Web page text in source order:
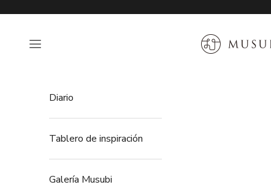
MUSUBI KILN
Abrir menú de navegación
Diario
Tablero de inspiración
Galería Musubi